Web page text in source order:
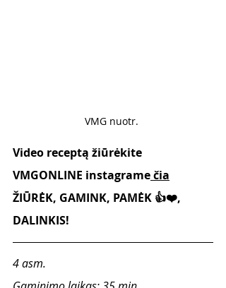
VMG nuotr.
Video receptą žiūrėkite
VMGONLINE instagrame čia
ŽIŪRĖK, GAMINK, PAMĖK 👍❤️,
DALINKIS!
4 asm.